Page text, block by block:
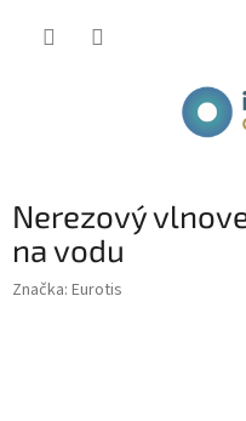
Nerezový
na vodu
Značka: Eurotis